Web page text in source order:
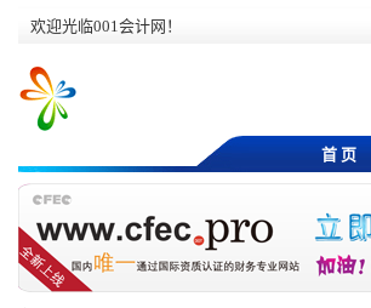
欢迎光临001会计网！
首 页